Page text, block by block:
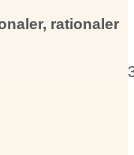
rationaler